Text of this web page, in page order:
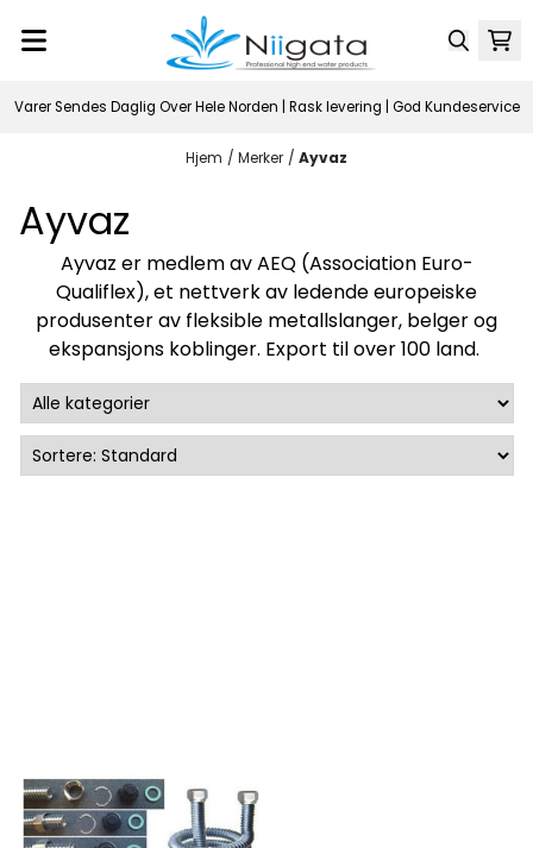
Varer Sendes Daglig Over Hele Norden | Rask levering | God Kundeservice
Hjem / Merker / Ayvaz
Ayvaz
Ayvaz er medlem av AEQ (Association Euro-
Qualiflex), et nettverk av ledende europeiske
produsenter av fleksible metallslanger, belger og
ekspansjons koblinger. Export til over 100 land.